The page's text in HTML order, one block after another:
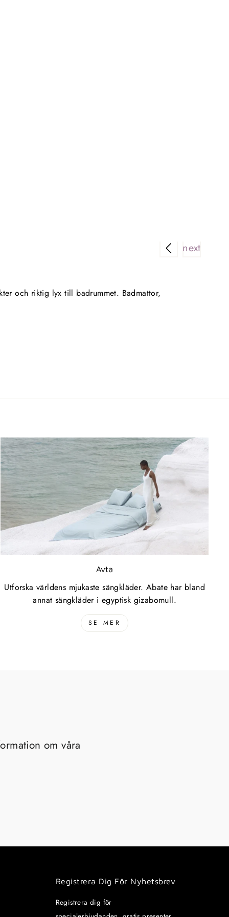
och riktig lyx till badrummet. Badmattor,
Avta
Utforska världens mjukaste sängkläder. Abate har bland
annat sängkläder i egyptisk gizabomull.
SE MER
om våra
Registrera Dig För Nyhetsbrev
Registrera dig för